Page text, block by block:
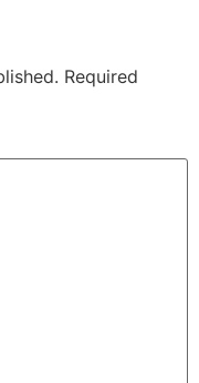
Required